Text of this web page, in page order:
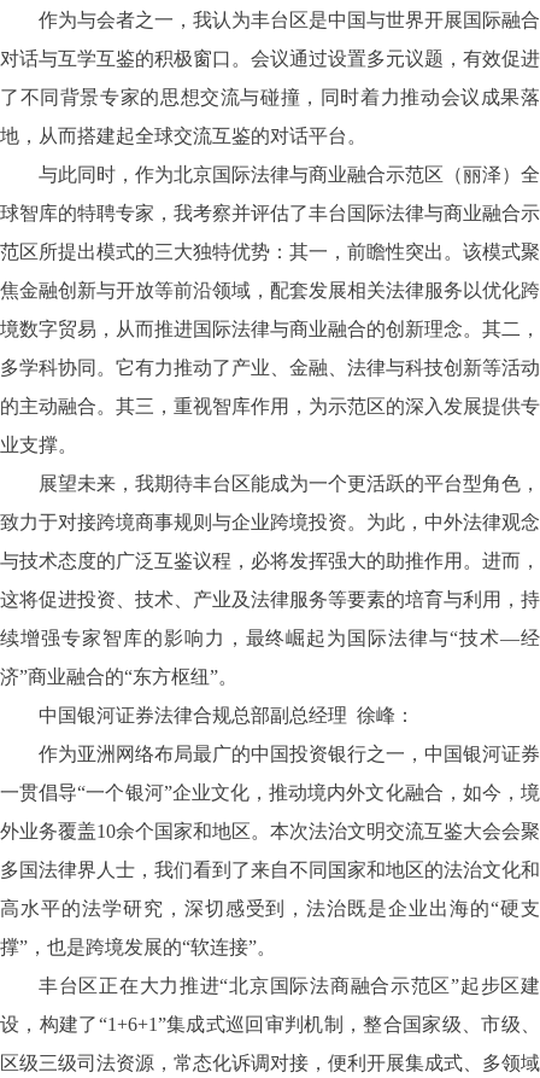
作为与会者之一，我认为丰台区是中国与世界开展国际融合
对话与互学互鉴的积极窗口。会议通过设置多元议题，有效促进
了不同背景专家的思想交流与碰撞，同时着力推动会议成果落
地，从而搭建起全球交流互鉴的对话平台。
与此同时，作为北京国际法律与商业融合示范区（丽泽）全
球智库的特聘专家，我考察并评估了丰台国际法律与商业融合示
范区所提出模式的三大独特优势：其一，前瞻性突出。该模式聚
焦金融创新与开放等前沿领域，配套发展相关法律服务以优化跨
境数字贸易，从而推进国际法律与商业融合的创新理念。其二，
多学科协同。它有力推动了产业、金融、法律与科技创新等活动
的主动融合。其三，重视智库作用，为示范区的深入发展提供专
业支撑。
展望未来，我期待丰台区能成为一个更活跃的平台型角色，
致力于对接跨境商事规则与企业跨境投资。为此，中外法律观念
与技术态度的广泛互鉴议程，必将发挥强大的助推作用。进而，
这将促进投资、技术、产业及法律服务等要素的培育与利用，持
续增强专家智库的影响力，最终崛起为国际法律与“技术—经
济”商业融合的“东方枢纽”。
中国银河证券法律合规总部副总经理 徐峰：
作为亚洲网络布局最广的中国投资银行之一，中国银河证券
一贯倡导“一个银河”企业文化，推动境内外文化融合，如今，境
外业务覆盖10余个国家和地区。本次法治文明交流互鉴大会会聚
多国法律界人士，我们看到了来自不同国家和地区的法治文化和
高水平的法学研究，深切感受到，法治既是企业出海的“硬支
撑”，也是跨境发展的“软连接”。
丰台区正在大力推进“北京国际法商融合示范区”起步区建
设，构建了“1+6+1”集成式巡回审判机制，整合国家级、市级、
区级三级司法资源，常态化诉调对接，便利开展集成式、多领域